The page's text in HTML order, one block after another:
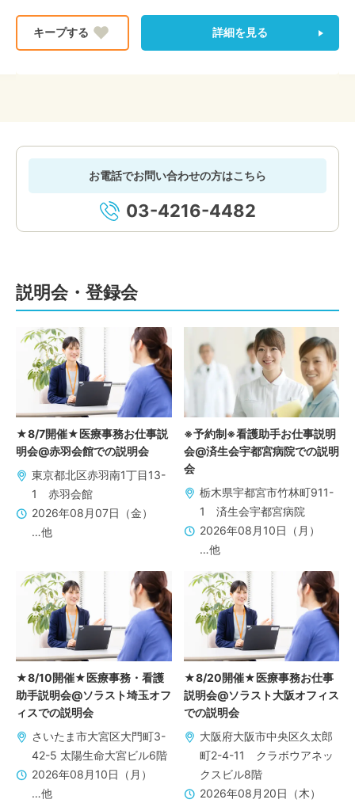
詳細を見る
お電話でお問い合わせの方はこちら
03-4216-4482
説明会・登録会
★8/7開催★医療事務お仕事説
明会@赤羽会館での説明会
東京都北区赤羽南1丁目13-
1 赤羽会館
2026年08月07日（金）
…他
※予約制※看護助手お仕事説明
会@済生会宇都宮病院での説明
会
栃木県宇都宮市竹林町911-
1 済生会宇都宮病院
2026年08月10日（月）
…他
★8/10開催★医療事務・看護
助手説明会@ソラスト埼玉オフ
ィスでの説明会
さいたま市大宮区大門町3-
42-5 太陽生命大宮ビル6階
2026年08月10日（月）
…他
★8/20開催★医療事務お仕事
説明会@ソラスト大阪オフィス
での説明会
大阪府大阪市中央区久太郎
町2-4-11 クラボウアネッ
クスビル8階
2026年08月20日（木）